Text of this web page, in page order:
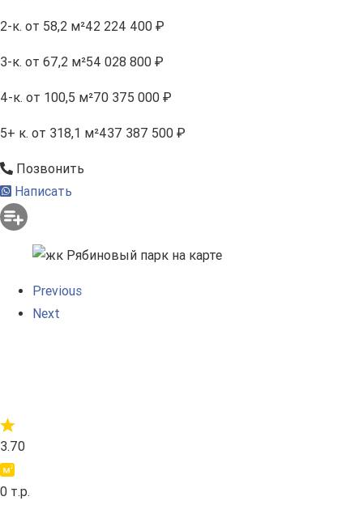
2-к. от 58,2 м²42 224 400 ₽
3-к. от 67,2 м²54 028 800 ₽
4-к. от 100,5 м²70 375 000 ₽
5+ к. от 318,1 м²437 387 500 ₽
Позвонить
Написать
Previous
Next
3.70
0 т.р.